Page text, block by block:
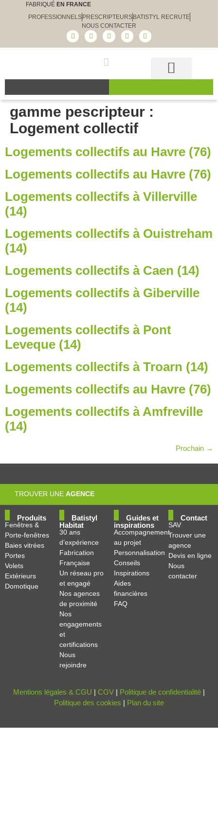
FABRIQUÉ EN FRANCE
PROFESSIONNELS PRESCRIPTEURS BATISTYL RECRUTE
NOUS CONTACTER
gamme pescripteur :
Logement collectif
Logements collectifs au Havre (76)
Logements collectifs au Havre (76)
Logements collectifs à Villerville
(14)
Logements collectifs à Ouistreham
(14)
Logements collectifs à Caen (14)
Logements collectifs à Giberville
(14)
Logements collectifs à Pont
Leveque (14)
Logements collectifs à Troarn (14)
Logements collectifs au Havre (76)
Logements collectifs à Amfreville
(14)
Prochain →
TROUVER UNE AGENCE
Produits
Fenêtres &
Porte-fenêtres
Baies vitrées
Portes
Volets
Extérieurs
Domotique
Batistyl
Habitat
30 ans
d’expérience
Fabrication
Française
Un réseau pro
et engagé
Nos agences
de proximité
Nos
engagements
et
certifications
Nous
rejoindre
Guides et
inspirations
Accompagnement
au projet
Personnalisation
Conseils
Inspirations
Aides
financières
FAQ
Contact
SAV
Trouver une
agence
Devis en ligne
Nous
contacter
Mentions légales & CGU | CGV | Politique de confidentialité |
Politique des cookies | Plan du site